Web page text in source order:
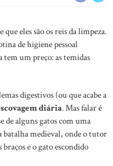
eles são os reis da limpeza.
de higiene pessoal
um preço: as temidas
digestivos (ou que acabe a
diária. Mas falar é
de alguns gatos com uma
batalha medieval, onde o tutor
e o gato escondido